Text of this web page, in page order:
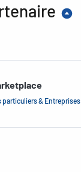
particuliers & Entreprises